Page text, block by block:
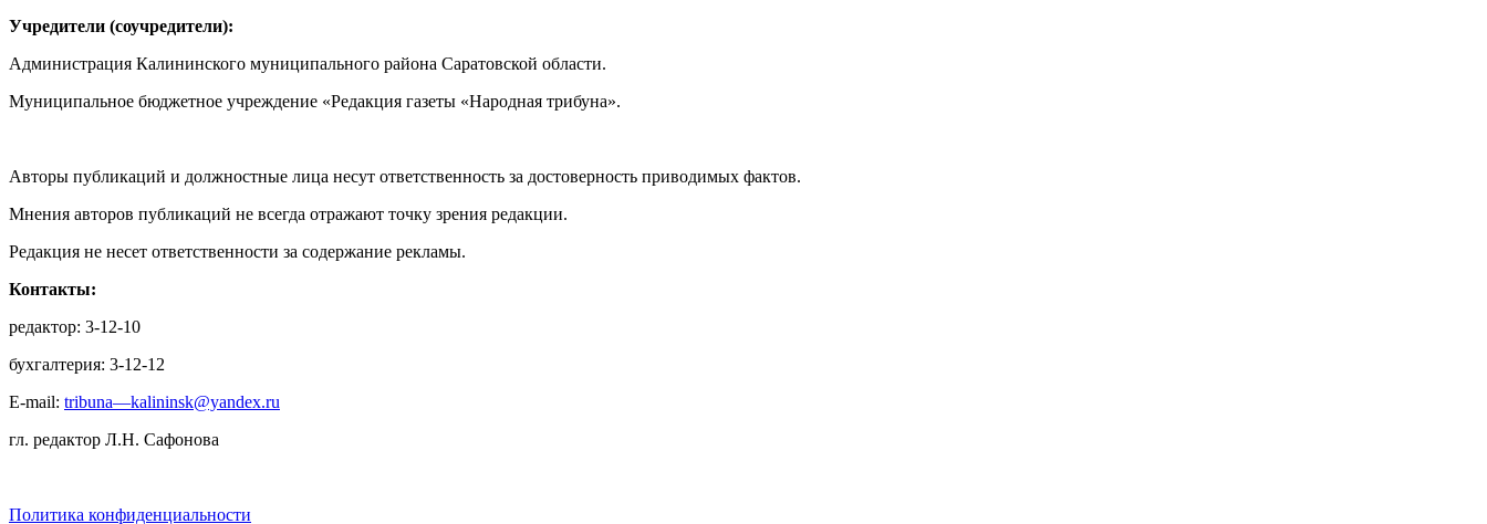
Учредители (соучредители):
Администрация Калининского муниципального района Саратовской области.
Муниципальное бюджетное учреждение «Редакция газеты «Народная трибуна».
Авторы публикаций и должностные лица несут ответственность за достоверность приводимых фактов.
Мнения авторов публикаций не всегда отражают точку зрения редакции.
Редакция не несет ответственности за содержание рекламы.
Контакты:
редактор: 3-12-10
бухгалтерия: 3-12-12
E-mail: tribuna—kalininsk@yandex.ru
гл. редактор Л.Н. Сафонова
Политика конфиденциальности